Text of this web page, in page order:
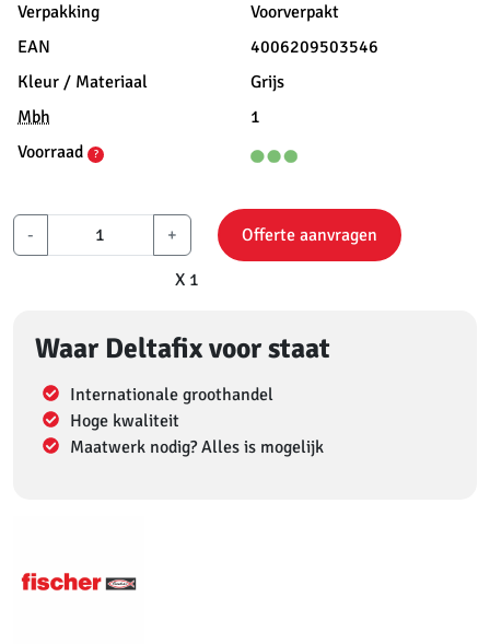
Verpakking
Voorverpakt
EAN
4006209503546
Kleur / Materiaal
Grijs
Mbh
1
Voorraad
?
- +
X 1
Offerte aanvragen
Waar Deltafix voor staat
Internationale groothandel
Hoge kwaliteit
Maatwerk nodig? Alles is mogelijk